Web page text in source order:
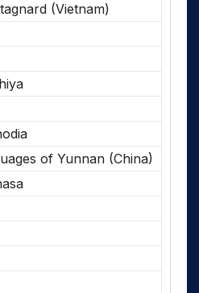
(Vietnam)
of Yunnan (China)